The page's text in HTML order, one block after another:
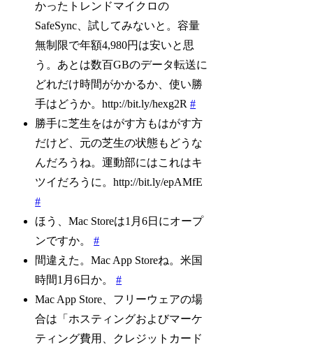
かったトレンドマイクロの
SafeSync、試してみないと。容量
無制限で年額4,980円は安いと思
う。あとは数百GBのデータ転送に
どれだけ時間がかかるか、使い勝
手はどうか。http://bit.ly/hexg2R#
勝手に芝生をはがす方もはがす方
だけど、元の芝生の状態もどうな
んだろうね。運動部にはこれはキ
ツイだろうに。http://bit.ly/epAMfE
#
ほう、Mac Storeは1月6日にオープ
ンですか。#
間違えた。Mac App Storeね。米国
時間1月6日か。#
Mac App Store、フリーウェアの場
合は「ホスティングおよびマーケ
ティング費用、クレジットカード